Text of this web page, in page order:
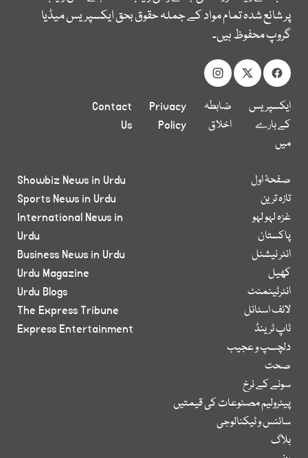
پر شائع شدہ تمام مواد کے جملہ حقوق بحق ایکسپریس میڈیا
گروپ محفوظ ہیں۔
ایکسپریس
کے بارے
میں
ضابطہ
اخلاق
Privacy
Policy
Contact
Us
صفحۂ اول
تازہ ترین
غزہ لہو لہو
پاکستان
انٹر نیشنل
کھیل
انٹرٹینمنٹ
لائف اسٹائل
ٹاپ ٹرینڈ
دلچسپ و عجیب
صحت
سونے کے نرخ
پیٹرولیم مصنوعات کی قیمتیں
سائنس و ٹیکنالوجی
بلاگ
Showbiz News in Urdu
Sports News in Urdu
International News in
Urdu
Business News in Urdu
Urdu Magazine
Urdu Blogs
The Express Tribune
Express Entertainment